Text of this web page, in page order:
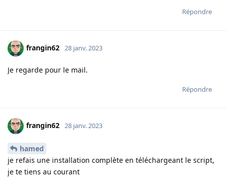
Répondre
frangin62 28 janv. 2023
Je regarde pour le mail.
Répondre
frangin62 28 janv. 2023
hamed
je refais une installation complète en téléchargeant le script,
je te tiens au courant